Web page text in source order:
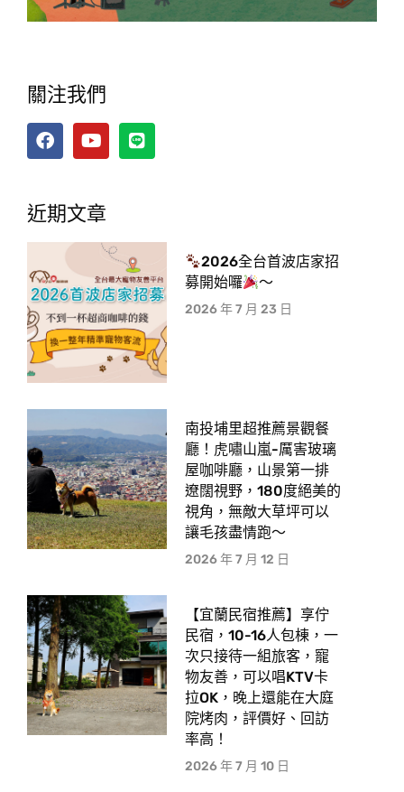
關注我們
近期文章
2026全台首波店家招
募開始囉
～
2026 年 7 月 23 日
南投埔里超推薦景觀餐
廳！虎嘯山嵐-厲害玻璃
屋咖啡廳，山景第一排
遼闊視野，180度絕美的
視角，無敵大草坪可以
讓毛孩盡情跑〜
2026 年 7 月 12 日
【宜蘭民宿推薦】享佇
民宿，10-16人包棟，一
次只接待一組旅客，寵
物友善，可以唱KTV卡
拉OK，晚上還能在大庭
院烤肉，評價好、回訪
率高！
2026 年 7 月 10 日